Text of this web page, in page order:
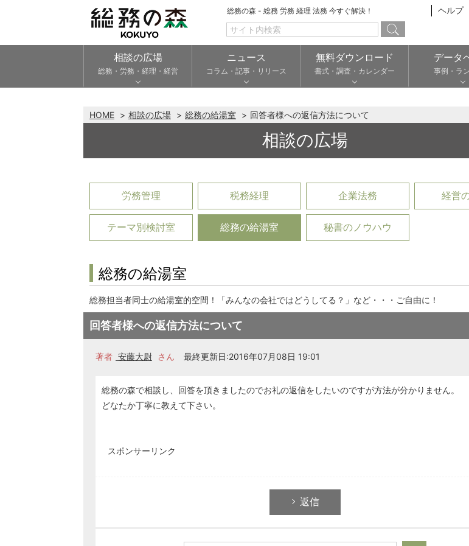
総務の森 - 総務 労務 経理 法務 今すぐ解決！ ヘルプ
相談の広場
総務・労務・経理・経営
ニュース
コラム・記事・リリース
無料ダウンロード
書式・調査・カレンダー
データ
事例・ラ
HOME 相談の広場 総務の給湯室 回答者様への返信方法について
相談の広場
労務管理 税務経理 企業法務 経営
テーマ別検討室 総務の給湯室 秘書のノウハウ
総務の給湯室
総務担当者同士の給湯室的空間！「みんなの会社ではどうしてる？」など・・・ご自由に！
回答者様への返信方法について
著者 安藤大尉 さん 最終更新日:2016年07月08日 19:01
総務の森で相談し、回答を頂きましたのでお礼の返信をしたいのですが方法が分かりません。
どなたか丁寧に教えて下さい。
スポンサーリンク
返信